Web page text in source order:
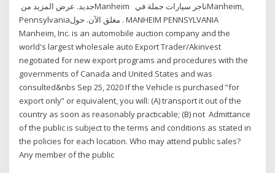
جديد. عرض المزيد من ‏‎Manheim تاجر سيارات جملة ‏في‏ ‏ ‏‏‎Manheim,
Pennsylvania‎‏. مغلق الآن. حول MANHEIM PENNSYLVANIA
Manheim, Inc. is an automobile auction company and the
world's largest wholesale auto Export Trader/Akinvest
negotiated for new export programs and procedures with the
governments of Canada and United States and was
consulted&nbs Sep 25, 2020 If the Vehicle is purchased “for
export only” or equivalent, you will: (A) transport it out of the
country as soon as reasonably practicable; (B) not Admittance
of the public is subject to the terms and conditions as stated in
the policies for each location. Who may attend public sales?
Any member of the public